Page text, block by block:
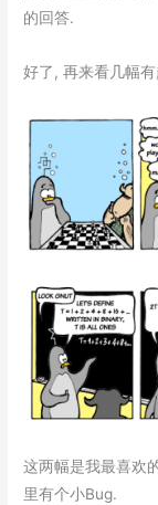
的回答.
好了, 再来看几幅
这两幅是我最喜欢
里有个小Bug.